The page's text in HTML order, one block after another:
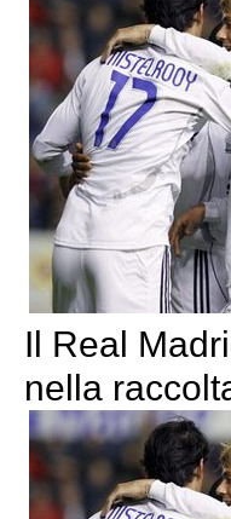
Il Real
nella